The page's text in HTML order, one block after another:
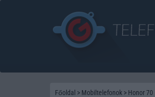
Főoldal > Mobiltelefonok > Honor 70